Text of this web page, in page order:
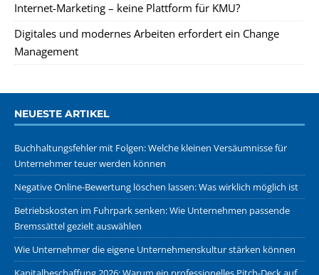
Internet-Marketing – keine Plattform für KMU?
Digitales und modernes Arbeiten erfordert ein Change
Management
NEUESTE ARTIKEL
Buchhaltungsfehler mit Folgen: Welche kleinen Versäumnisse für
Unternehmer teuer werden können
Negative Online-Bewertung löschen lassen: Was wirklich möglich ist
Betriebskosten im Fuhrpark senken: Wie Unternehmen passende
Bremssättel gezielt auswählen
Wie Unternehmer die eigene Unternehmenskultur stärken können